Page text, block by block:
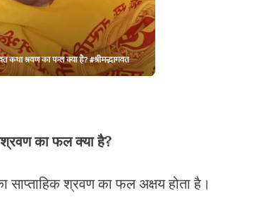
श्रवण का फल क्या है?
का साप्ताहिक श्रवण का फल अक्षय होता है।